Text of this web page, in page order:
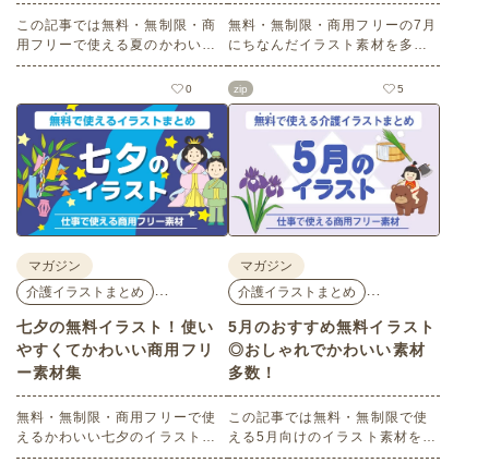
この記事では無料・無制限・商
用フリーで使える夏のかわいい
イラスト素材を多数ご紹介いた
します。夏の花であるひまわり
や朝顔、夏祭り、花火、七夕な
ど夏ならではのかわいいイラス
トをご用意！ポスターやパンフ
レットなどで使いやすいテイス
トなので、ぜひご活用くださ
い。
0
無料・無制限・商用フリーの7月
にちなんだイラスト素材を多数
ご紹介します。どれも印刷に適
した解像度で、点数制限なしで
自由に使える素材ばかり♪どなた
でもご利用いただけます！ぜひ
ご活用ください。
zip 5
マガジン
介護イラストまとめ
七夕の無料イラスト！使い
やすくてかわいい商用フリ
ー素材集
無料・無制限・商用フリーで使
えるかわいい七夕のイラスト素
材をご紹介します。短冊の印刷
マガジン
介護イラストまとめ
5月のおすすめ無料イラスト
◎おしゃれでかわいい素材
多数！
この記事では無料・無制限で使
える5月向けのイラスト素材を多
数ご紹介します。商用フリーの